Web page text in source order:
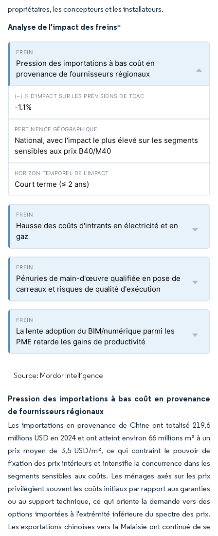
propriétaires, les concepteurs et les installateurs.
Analyse de l'impact des freins*
Pression des importations à bas coût en
provenance de fournisseurs régionaux
-1.1%
National, avec l'impact le plus élevé sur les segments
sensibles aux prix B40/M40
Court terme (≤ 2 ans)
Hausse des coûts d'intrants en électricité et en
gaz
Pénuries de main-d'œuvre qualifiée en pose de
carreaux et risques de qualité d'exécution
La lente adoption du BIM/numérique parmi les
PME retarde les gains de productivité
Source: Mordor Intelligence
Pression des importations à bas coût en provenance
de fournisseurs régionaux
Les importations en provenance de Chine ont totalisé 219,6
millions USD en 2024 et ont atteint environ 66 millions m² à un
prix moyen de 3,5 USD/m², ce qui contraint le pouvoir de
fixation des prix intérieurs et intensifie la concurrence dans les
segments sensibles aux coûts. Les ménages axés sur les prix
privilégient souvent les coûts initiaux par rapport aux garanties
ou au support technique, ce qui oriente la demande vers des
options importées à l'extrémité inférieure du spectre des prix.
Les exportations chinoises vers la Malaisie ont continué de se